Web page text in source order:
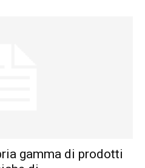
gamma di prodotti